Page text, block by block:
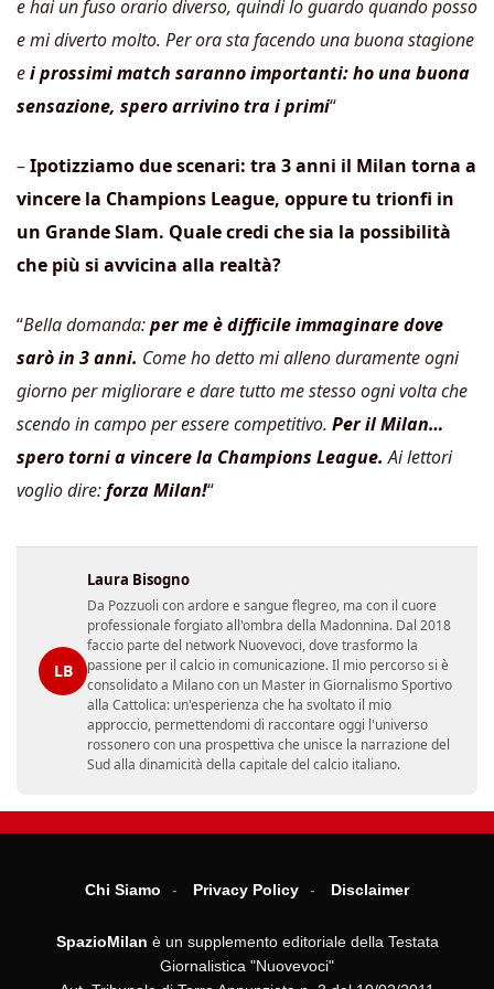
e hai un fuso orario diverso, quindi lo guardo quando posso
e mi diverto molto. Per ora sta facendo una buona stagione
ei prossimi match saranno importanti: ho una buona
sensazione, spero arrivino tra i primi“
–Ipotizziamo due scenari: tra 3 anni il Milan torna a
vincere la Champions League, oppure tu trionfi in
un Grande Slam. Quale credi che sia la possibilità
che più si avvicina alla realtà?
“Bella domanda:per me è difficile immaginare dove
sarò in 3 anni. Come ho detto mi alleno duramente ogni
giorno per migliorare e dare tutto me stesso ogni volta che
scendo in campo per essere competitivo. Per il Milan…
spero torni a vincere la Champions League. Ai lettori
voglio dire:forza Milan!“
LB
Laura Bisogno
Da Pozzuoli con ardore e sangue flegreo, ma con il cuore
professionale forgiato all'ombra della Madonnina. Dal 2018
faccio parte del network Nuovevoci, dove trasformo la
passione per il calcio in comunicazione. Il mio percorso si è
consolidato a Milano con un Master in Giornalismo Sportivo
alla Cattolica: un'esperienza che ha svoltato il mio
approccio, permettendomi di raccontare oggi l'universo
rossonero con una prospettiva che unisce la narrazione del
Sud alla dinamicità della capitale del calcio italiano.
Chi Siamo Privacy Policy Disclaimer
SpazioMilan è un supplemento editoriale della Testata
Giornalistica "Nuovevoci"